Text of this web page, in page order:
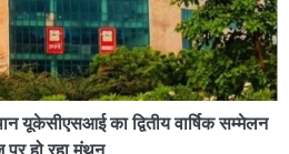
यूकेसीएसआई का द्वितीय वार्षिक सम्मेलन
हो रहा मंथन